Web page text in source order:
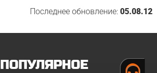
Последнее обновление:05.08.12
ПОПУЛЯРНОЕ